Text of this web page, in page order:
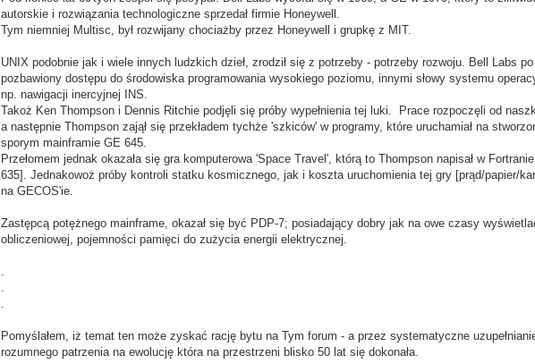
autorskie i rozwiązania technologiczne sprzedał firmie Honeywell.
Tym niemniej Multisc, był rozwijany chociażby przez Honeywell i grupkę z MIT.
UNIX podobnie jak i wiele innych ludzkich dzieł, zrodził się z potrzeby - potrzeby rozwoju. Bell Labs
pozbawiony dostępu do środowiska programowania wysokiego poziomu, innymi słowy systemu
np. nawigacji inercyjnej INS.
Takoż Ken Thompson i Dennis Ritchie podjęli się próby wypełnienia tej luki. Prace rozpoczęli od
a następnie Thompson zajął się przekładem tychże 'szkiców' w programy, które uruchamiał na
sporym mainframie GE 645.
Przełomem jednak okazała się gra komputerowa 'Space Travel', którą to Thompson napisał w
635]. Jednakowoż próby kontroli statku kosmicznego, jak i koszta uruchomienia tej gry [prąd/papier/
na GECOS'ie.
Zastępcą potężnego mainframe, okazał się być PDP-7; posiadający dobry jak na owe czasy
obliczeniowej, pojemności pamięci do zużycia energii elektrycznej.
.
.
.
Pomyślałem, iż temat ten może zyskać rację bytu na Tym forum - a przez systematyczne
rozumnego patrzenia na ewolucję która na przestrzeni blisko 50 lat się dokonała.